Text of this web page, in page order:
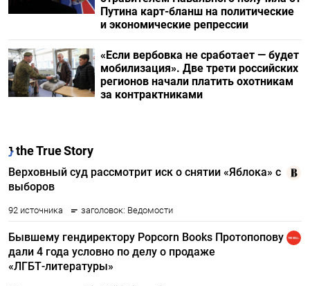
Путина карт-бланш на политические
и экономические репрессии
«Если вербовка не сработает — будет
мобилизация». Две трети российских
регионов начали платить охотникам
за контрактниками